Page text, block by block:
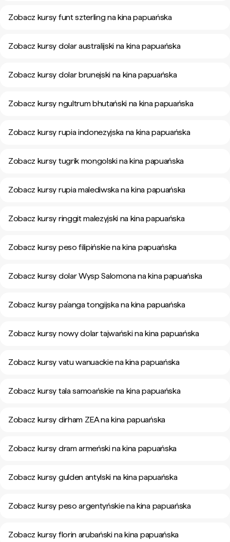
Zobacz kursy funt szterling na kina papuańska
Zobacz kursy dolar australijski na kina papuańska
Zobacz kursy dolar brunejski na kina papuańska
Zobacz kursy ngultrum bhutański na kina papuańska
Zobacz kursy rupia indonezyjska na kina papuańska
Zobacz kursy tugrik mongolski na kina papuańska
Zobacz kursy rupia malediwska na kina papuańska
Zobacz kursy ringgit malezyjski na kina papuańska
Zobacz kursy peso filipińskie na kina papuańska
Zobacz kursy dolar Wysp Salomona na kina papuańska
Zobacz kursy pa’anga tongijska na kina papuańska
Zobacz kursy nowy dolar tajwański na kina papuańska
Zobacz kursy vatu wanuackie na kina papuańska
Zobacz kursy tala samoańskie na kina papuańska
Zobacz kursy dirham ZEA na kina papuańska
Zobacz kursy dram armeński na kina papuańska
Zobacz kursy gulden antylski na kina papuańska
Zobacz kursy peso argentyńskie na kina papuańska
Zobacz kursy florin arubański na kina papuańska